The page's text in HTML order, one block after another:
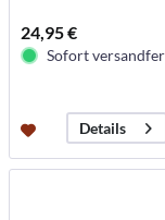
24,95 €
Sofort
Details